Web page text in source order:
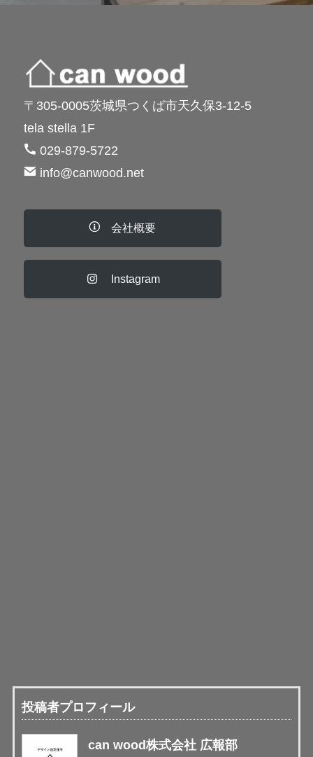
〒305-0005茨城県つくば市天久保3-12-5
tela stella 1F
029-879-5722
info@canwood.net
会社概要
Instagram
投稿者プロフィール
can wood株式会社 広報部